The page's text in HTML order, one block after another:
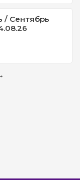
/ Сентябрь